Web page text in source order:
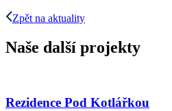
Zpět na aktuality
Naše další projekty
Rezidence Pod Kotlářkou